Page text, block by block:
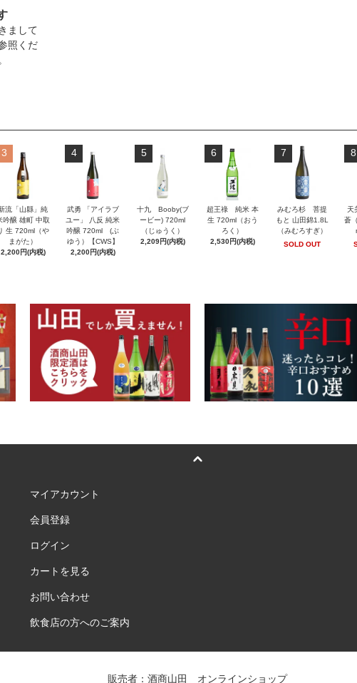
まして
照くだ
3
流「山縣」純
吟醸 雄町 中取
生 720ml（や
まがた）
2,200円(内税)
4
武勇 「アイラブ
ユー」 八反 純米
吟醸 720ml (ぶ
ゆう）【CWS】
2,200円(内税)
5
十九 Booby(ブ
ービー) 720ml
（じゅうく）
2,209円(内税)
6
超王祿 純米 本
生 720ml（おう
ろく）
2,530円(内税)
7
みむろ杉 菩提
もと 山田錦1.8L
（みむろすぎ）
SOLD OUT
8
天
蒼
マイアカウント
会員登録
ログイン
カートを見る
お問い合わせ
飲食店の方へのご案内
販売者：酒商山田 オンラインショップ